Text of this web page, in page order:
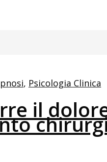
, Psicologia Clinica
il